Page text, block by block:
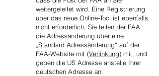
weitergeleitet wird. Eine Registrierung
über das neue Online-Tool ist ebenfalls
nicht erforderlich, Sie teilen der FAA
die Adressänderung über eine
„Standard Adressänderung“ auf der
FAA-Website mit (Verlinkung) mit, und
geben die US Adresse anstelle Ihrer
deutschen Adresse an.